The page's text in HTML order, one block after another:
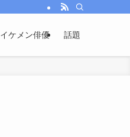
イケメン俳優 話題